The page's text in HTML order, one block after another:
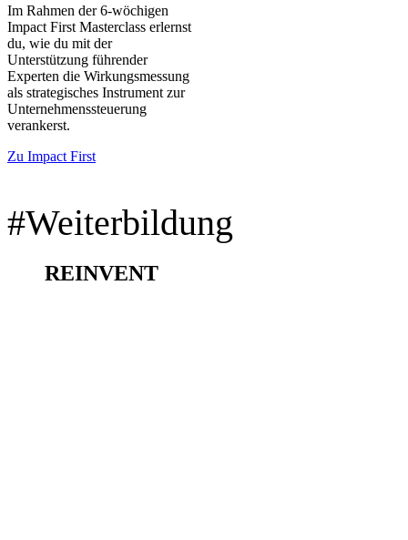
Im Rahmen der 6-wöchigen
Impact First Masterclass erlernst
du, wie du mit der
Unterstützung führender
Experten die Wirkungsmessung
als strategisches Instrument zur
Unternehmenssteuerung
verankerst.
Zu Impact First
#Weiterbildung
REINVENT